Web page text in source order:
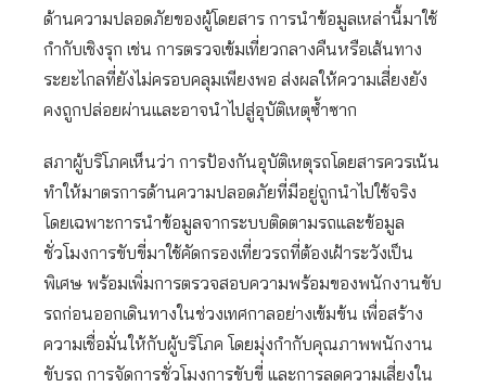
ด้านความปลอดภัยของผู้โดยสาร การนำข้อมูลเหล่านี้มาใช้
กำกับเชิงรุก เช่น การตรวจเข้มเที่ยวกลางคืนหรือเส้นทาง
ระยะไกลที่ยังไม่ครอบคลุมเพียงพอ ส่งผลให้ความเสี่ยงยัง
คงถูกปล่อยผ่านและอาจนำไปสู่อุบัติเหตุซ้ำซาก
สภาผู้บริโภคเห็นว่า การป้องกันอุบัติเหตุรถโดยสารควรเน้น
ทำให้มาตรการด้านความปลอดภัยที่มีอยู่ถูกนำไปใช้จริง
โดยเฉพาะการนำข้อมูลจากระบบติดตามรถและข้อมูล
ชั่วโมงการขับขี่มาใช้คัดกรองเที่ยวรถที่ต้องเฝ้าระวังเป็น
พิเศษ พร้อมเพิ่มการตรวจสอบความพร้อมของพนักงานขับ
รถก่อนออกเดินทางในช่วงเทศกาลอย่างเข้มข้น เพื่อสร้าง
ความเชื่อมั่นให้กับผู้บริโภค โดยมุ่งกำกับคุณภาพพนักงาน
ขับรถ การจัดการชั่วโมงการขับขี่ และการลดความเสี่ยงใน